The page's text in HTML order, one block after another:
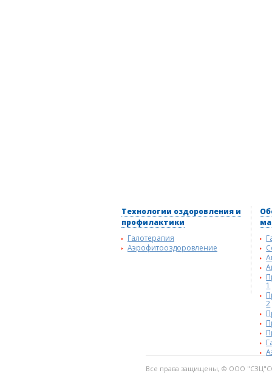
Технологии оздоровления и
профилактики
Галотерапия
Аэрофитооздоровление
1
2
Все права защищены, © ООО